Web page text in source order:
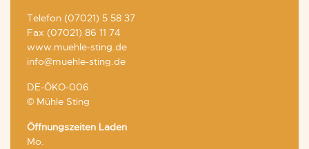
Telefon (07021) 5 58 37
Fax (07021) 86 11 74
www.muehle-sting.de
info@muehle-sting.de
DE-ÖKO-006
© Mühle Sting
Öffnungszeiten Laden
Mo.